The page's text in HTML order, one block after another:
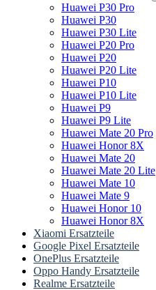
Huawei P30 Pro
Huawei P30
Huawei P30 Lite
Huawei P20 Pro
Huawei P20
Huawei P20 Lite
Huawei P10
Huawei P10 Lite
Huawei P9
Huawei P9 Lite
Huawei Mate 20 Pro
Huawei Honor 8X
Huawei Mate 20
Huawei Mate 20 Lite
Huawei Mate 10
Huawei Mate 9
Huawei Honor 10
Huawei Honor 8X
Xiaomi Ersatzteile
Google Pixel Ersatzteile
OnePlus Ersatzteile
Oppo Handy Ersatzteile
Realme Ersatzteile